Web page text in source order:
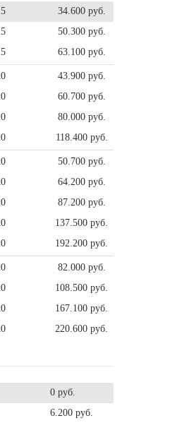
34.600 руб.
50.300 руб.
63.100 руб.
43.900 руб.
60.700 руб.
80.000 руб.
118.400 руб.
50.700 руб.
64.200 руб.
87.200 руб.
137.500 руб.
192.200 руб.
82.000 руб.
108.500 руб.
167.100 руб.
220.600 руб.
0 руб.
6.200 руб.